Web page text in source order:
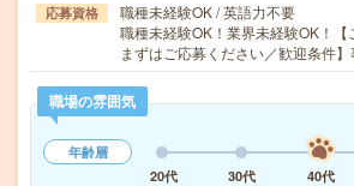
応募資格
職種未経験OK / 英語力不要
職種未経験OK！業界未経験OK！【
まずはご応募ください／歓迎条件
職場の雰囲気
年齢層
20代
30代 40代